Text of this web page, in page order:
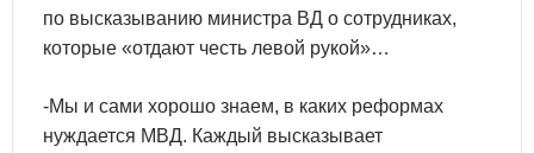
по высказыванию министра ВД о сотрудниках,
которые «отдают честь левой рукой»…
-Мы и сами хорошо знаем, в каких реформах
нуждается МВД. Каждый высказывает